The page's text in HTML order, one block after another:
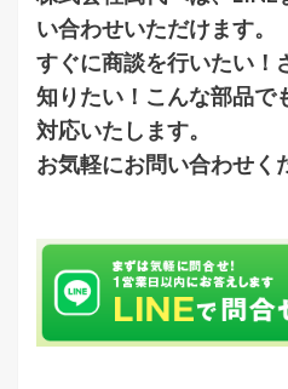
い合わせいただけます。
すぐに商談を行いたい！
知りたい！こんな部品で
対応いたします。
お気軽にお問い合わせく